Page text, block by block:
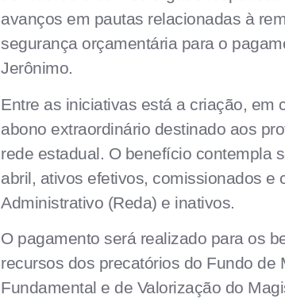
avanços em pautas relacionadas à
segurança orçamentária para o
Jerônimo.
Entre as iniciativas está a criação, em
abono extraordinário destinado aos
rede estadual. O benefício contempla
abril, ativos efetivos, comissionados e
Administrativo (Reda) e inativos.
O pagamento será realizado para os
recursos dos precatórios do Fundo
Fundamental e de Valorização do